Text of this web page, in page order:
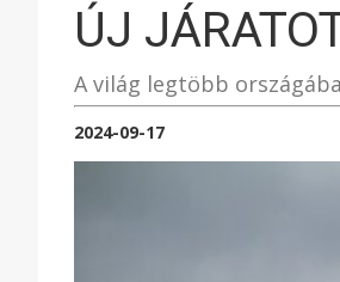
ÚJ
A világ legtöbb
2024-09-17